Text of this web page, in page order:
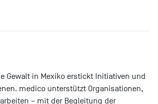
Gewalt in Mexiko erstickt Initiativen und
medico unterstützt Organisationen,
– mit der Begleitung der